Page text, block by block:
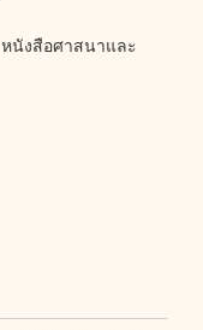
หนังสือศาสนาและ